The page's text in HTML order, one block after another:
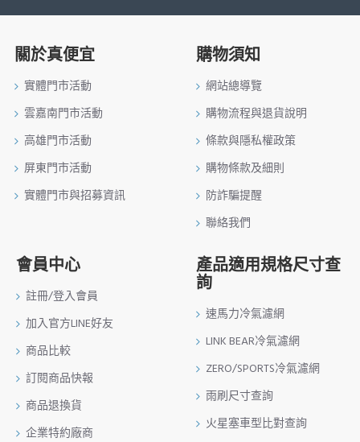
關於真便宜
實體門市活動
雲嘉南門市活動
高雄門市活動
屏東門市活動
實體門市與招募資訊
購物須知
網站總導覽
購物流程與退貨說明
條款與隱私權政策
購物條款及細則
防詐騙提醒
聯絡我們
會員中心
註冊/登入會員
加入官方LINE好友
商品比較
訂閱商品快報
商品退換貨
企業特約廠商
產品適用規格尺寸查
詢
速馬力冷氣濾網
LINK BEAR冷氣濾網
ZERO/SPORTS冷氣濾網
雨刷尺寸查詢
火星塞車型比對查詢